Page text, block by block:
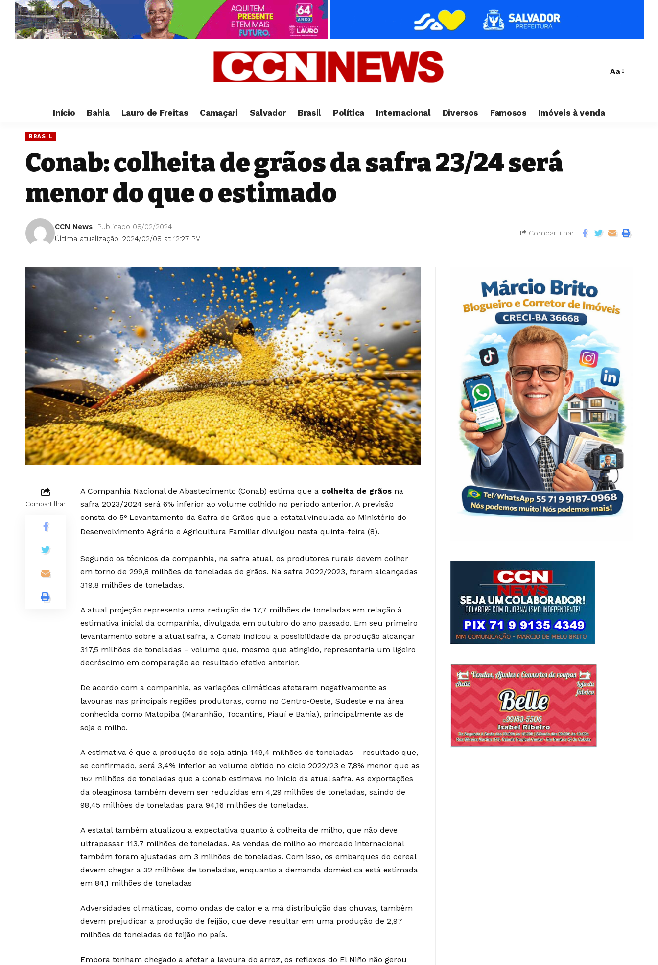
Aa
Início Bahia Lauro de Freitas Camaçari Salvador Brasil Política Internacional Diversos Famosos Imóveis à venda
BRASIL
Conab: colheita de grãos da safra 23/24 será
menor do que o estimado
Última atualização: 2024/02/08 at 12:27 PM
CCN News Publicado 08/02/2024
Compartilhar
Compartilhar
A Companhia Nacional de Abastecimento (Conab) estima que a colheita de grãos na
safra 2023/2024 será 6% inferior ao volume colhido no período anterior. A previsão
consta do 5º Levantamento da Safra de Grãos que a estatal vinculada ao Ministério do
Desenvolvimento Agrário e Agricultura Familiar divulgou nesta quinta-feira (8).
Segundo os técnicos da companhia, na safra atual, os produtores rurais devem colher
em torno de 299,8 milhões de toneladas de grãos. Na safra 2022/2023, foram alcançadas
319,8 milhões de toneladas.
A atual projeção representa uma redução de 17,7 milhões de toneladas em relação à
estimativa inicial da companhia, divulgada em outubro do ano passado. Em seu primeiro
levantamento sobre a atual safra, a Conab indicou a possibilidade da produção alcançar
317,5 milhões de toneladas – volume que, mesmo que atingido, representaria um ligeiro
decréscimo em comparação ao resultado efetivo anterior.
De acordo com a companhia, as variações climáticas afetaram negativamente as
lavouras nas principais regiões produtoras, como no Centro-Oeste, Sudeste e na área
conhecida como Matopiba (Maranhão, Tocantins, Piauí e Bahia), principalmente as de
soja e milho.
A estimativa é que a produção de soja atinja 149,4 milhões de toneladas – resultado que,
se confirmado, será 3,4% inferior ao volume obtido no ciclo 2022/23 e 7,8% menor que as
162 milhões de toneladas que a Conab estimava no início da atual safra. As exportações
da oleaginosa também devem ser reduzidas em 4,29 milhões de toneladas, saindo de
98,45 milhões de toneladas para 94,16 milhões de toneladas.
A estatal também atualizou a expectativa quanto à colheita de milho, que não deve
ultrapassar 113,7 milhões de toneladas. As vendas de milho ao mercado internacional
também foram ajustadas em 3 milhões de toneladas. Com isso, os embarques do cereal
devem chegar a 32 milhões de toneladas, enquanto a demanda doméstica está estimada
em 84,1 milhões de toneladas
Adversidades climáticas, como ondas de calor e a má distribuição das chuvas, também
devem prejudicar a produção de feijão, que deve resultar em uma produção de 2,97
milhões de toneladas de feijão no país.
Embora tenham chegado a afetar a lavoura do arroz, os reflexos do El Niño não gerou